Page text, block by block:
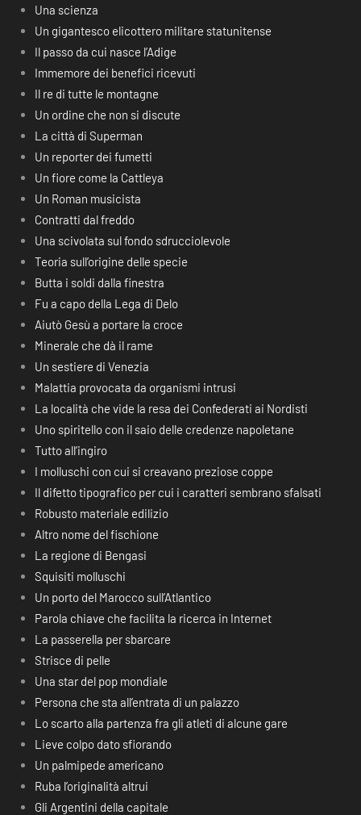
Una scienza
Un gigantesco elicottero militare statunitense
Il passo da cui nasce l’Adige
Immemore dei benefici ricevuti
Il re di tutte le montagne
Un ordine che non si discute
La città di Superman
Un reporter dei fumetti
Un fiore come la Cattleya
Un Roman musicista
Contratti dal freddo
Una scivolata sul fondo sdrucciolevole
Teoria sull’origine delle specie
Butta i soldi dalla finestra
Fu a capo della Lega di Delo
Aiutò Gesù a portare la croce
Minerale che dà il rame
Un sestiere di Venezia
Malattia provocata da organismi intrusi
La località che vide la resa dei Confederati ai Nordisti
Uno spiritello con il saio delle credenze napoletane
Tutto all’ingiro
I molluschi con cui si creavano preziose coppe
Il difetto tipografico per cui i caratteri sembrano sfalsati
Robusto materiale edilizio
Altro nome del fischione
La regione di Bengasi
Squisiti molluschi
Un porto del Marocco sull’Atlantico
Parola chiave che facilita la ricerca in Internet
La passerella per sbarcare
Strisce di pelle
Una star del pop mondiale
Persona che sta all’entrata di un palazzo
Lo scarto alla partenza fra gli atleti di alcune gare
Lieve colpo dato sfiorando
Un palmipede americano
Ruba l’originalità altrui
Gli Argentini della capitale